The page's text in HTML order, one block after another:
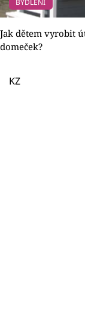
BYDLENÍ
Jak dětem vyrobit
domeček?
KZ